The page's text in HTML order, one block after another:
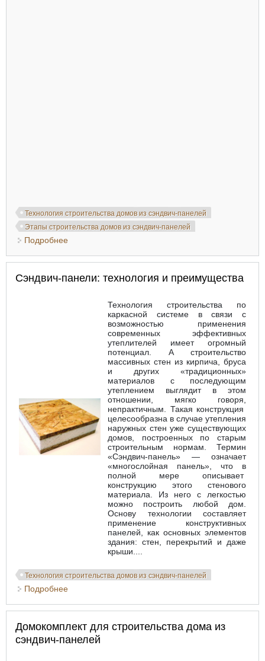
Технология строительства домов из сэндвич-панелей
Этапы строительства домов из сэндвич-панелей
Подробнее
Сэндвич-панели: технология и преимущества
Технология строительства по
каркасной системе в связи с
возможностью применения
современных эффективных
утеплителей имеет огромный
потенциал. А строительство
массивных стен из кирпича, бруса
и других «традиционных»
материалов с последующим
утеплением выглядит в этом
отношении, мягко говоря,
непрактичным. Такая конструкция
целесообразна в случае утепления
наружных стен уже существующих
домов, построенных по старым
строительным нормам. Термин
«Сэндвич-панель» — означает
«многослойная панель», что в
полной мере описывает
конструкцию этого стенового
материала. Из него с легкостью
можно построить любой дом.
Основу технологии составляет
применение конструктивных
панелей, как основных элементов
здания: стен, перекрытий и даже
крыши....
Технология строительства домов из сэндвич-панелей
Подробнее
Домокомплект для строительства дома из
сэндвич-панелей